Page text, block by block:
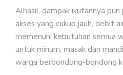
Alhasil, dampak ikutannya pun
akses yang cukup jauh, debit
memenuhi kebutuhan semua
untuk minum, masak dan
warga berbondong-bondong